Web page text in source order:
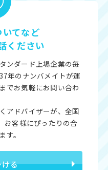
てなど
ください
ンダード上場企業の毎
年のナンバメイトが運
でお気軽にお問い合わ
アドバイザーが、全国
お客様にぴったりの合
す。
る